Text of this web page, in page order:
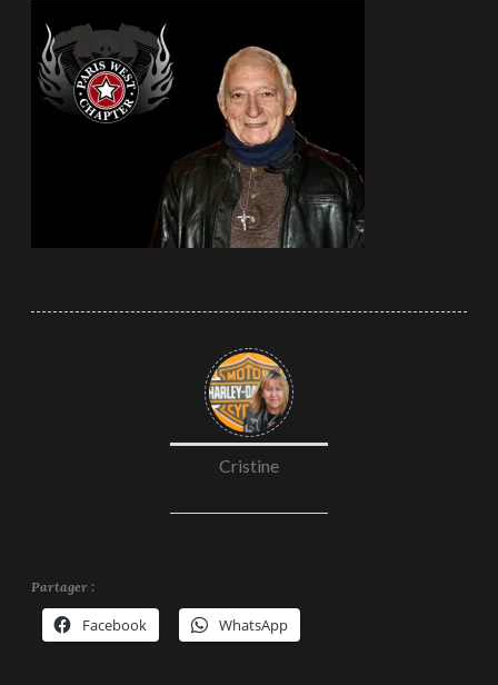
Cristine
Partager :
Facebook WhatsApp